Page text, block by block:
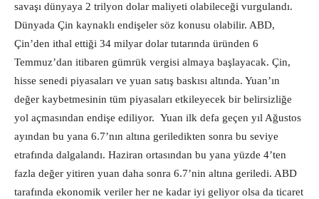
savaşı dünyaya 2 trilyon dolar maliyeti olabileceği vurgulandı.
Dünyada Çin kaynaklı endişeler söz konusu olabilir. ABD,
Çin’den ithal ettiği 34 milyar dolar tutarında üründen 6
Temmuz’dan itibaren gümrük vergisi almaya başlayacak. Çin,
hisse senedi piyasaları ve yuan satış baskısı altında. Yuan’ın
değer kaybetmesinin tüm piyasaları etkileyecek bir belirsizliğe
yol açmasından endişe ediliyor. Yuan ilk defa geçen yıl Ağustos
ayından bu yana 6.7’nın altına geriledikten sonra bu seviye
etrafında dalgalandı. Haziran ortasından bu yana yüzde 4’ten
fazla değer yitiren yuan daha sonra 6.7’nin altına geriledi. ABD
tarafında ekonomik veriler her ne kadar iyi geliyor olsa da ticaret